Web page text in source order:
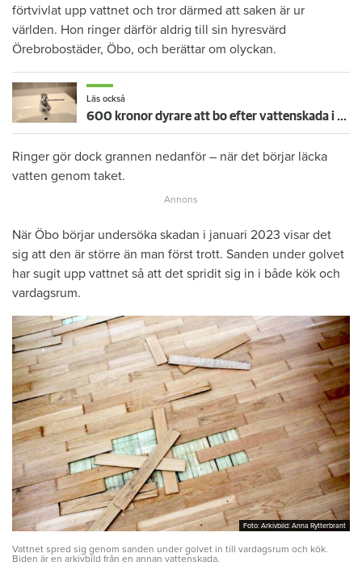
förtvivlat upp vattnet och tror därmed att saken är ur
världen. Hon ringer därför aldrig till sin hyresvärd
Örebrobostäder, Öbo, och berättar om olyckan.
Läs också
600 kronor dyrare att bo efter vattenskada i Varberg
Ringer gör dock grannen nedanför – när det börjar läcka
vatten genom taket.
När Öbo börjar undersöka skadan i januari 2023 visar det
sig att den är större än man först trott. Sanden under golvet
har sugit upp vattnet så att det spridit sig in i både kök och
vardagsrum.
Foto: Arkivbild: Anna Rytterbrant
Foto: Arkivbild: Anna Rytterbrant
Vattnet spred sig genom sanden under golvet in till vardagsrum och kök.
Biden är en arkivbild från en annan vattenskada.